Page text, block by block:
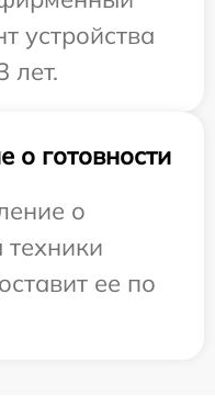
устройства
лет.
готовности
о
ее по